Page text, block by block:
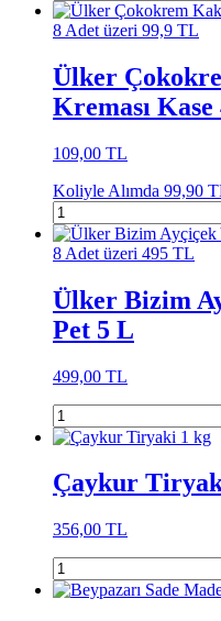
8 Adet üzeri 99,9 TL
Ülker
Kreması Kase
109,00 TL
Koliyle Alımda 99,90
8 Adet üzeri 495 TL
Ülker Bizim
Pet 5 L
499,00 TL
Çaykur
356,00 TL